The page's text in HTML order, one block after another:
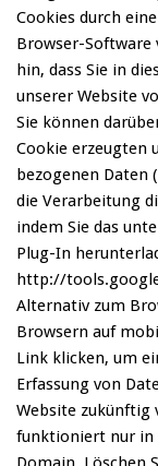
Cookies durch
Browser-Software
hin, dass Sie in
unserer Website
Sie können
Cookie erzeugten
bezogenen Daten
die Verarbeitung
indem Sie das
Plug-In
http://
Alternativ zum
Browsern auf
Link klicken, um
Erfassung von
Website zukünftig
funktioniert nur in